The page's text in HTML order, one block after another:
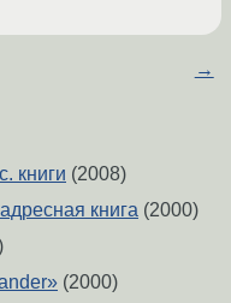
→
книги (2008)
книга (2000)
(2000)